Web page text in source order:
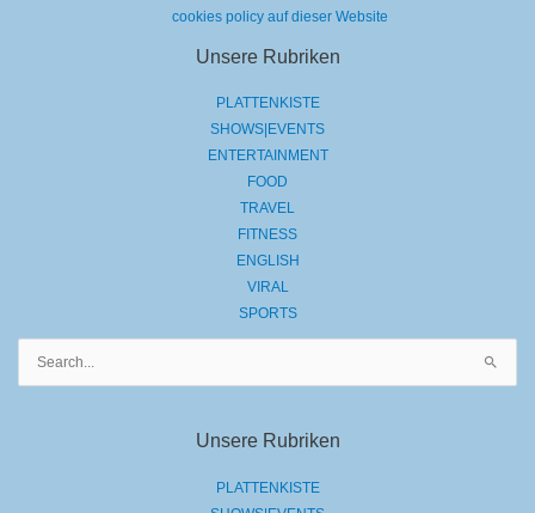
cookies policy auf dieser Website
Unsere Rubriken
PLATTENKISTE
SHOWS|EVENTS
ENTERTAINMENT
FOOD
TRAVEL
FITNESS
ENGLISH
VIRAL
SPORTS
Unsere Rubriken
PLATTENKISTE